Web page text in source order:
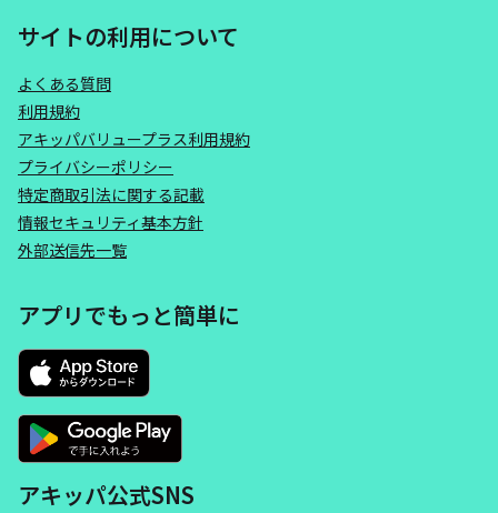
サイトの利用について
よくある質問
利用規約
アキッパバリュープラス利用規約
プライバシーポリシー
特定商取引法に関する記載
情報セキュリティ基本方針
外部送信先一覧
アプリでもっと簡単に
アキッパ公式SNS